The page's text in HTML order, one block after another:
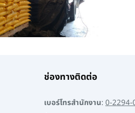
ช่องทางติดต่อ
เบอร์โทรสำนักงาน: 0-